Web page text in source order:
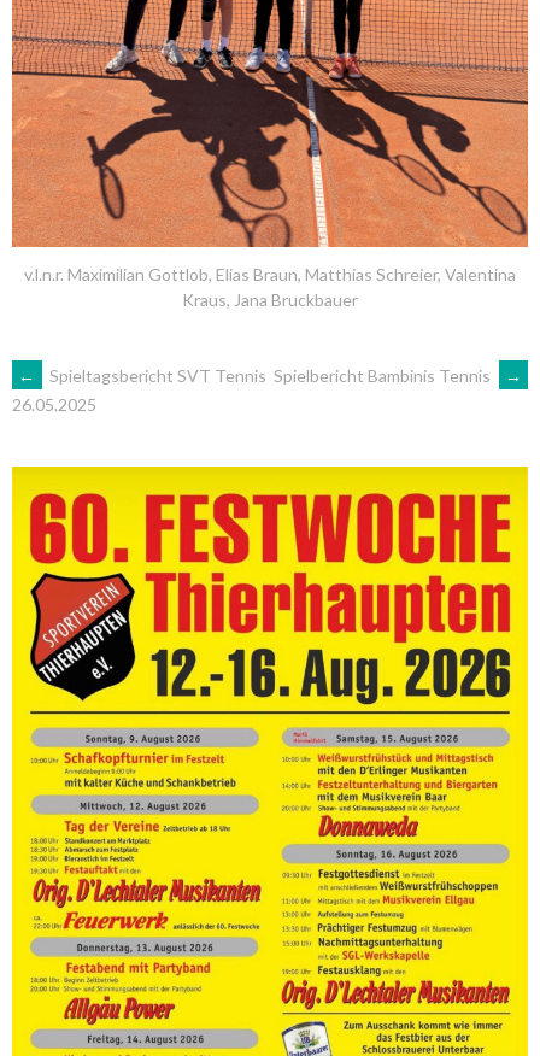
v.l.n.r. Maximilian Gottlob, Elias Braun, Matthias Schreier, Valentina
Kraus, Jana Bruckbauer
ARTIKEL-
NAVIGATION
←
Spieltagsbericht SVT Tennis
26.05.2025
Spielbericht Bambinis Tennis →